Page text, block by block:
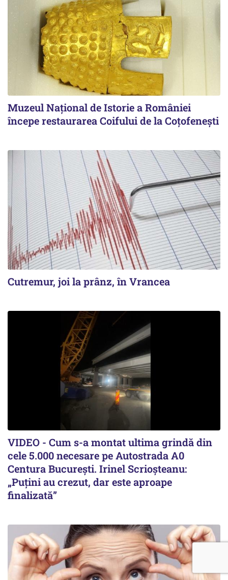
Muzeul Național de Istorie a României
începe restaurarea Coifului de la Coțofenești
Cutremur, joi la prânz, în Vrancea
VIDEO - Cum s-a montat ultima grindă din
cele 5.000 necesare pe Autostrada A0
Centura București. Irinel Scrioșteanu:
„Puțini au crezut, dar este aproape
finalizată”